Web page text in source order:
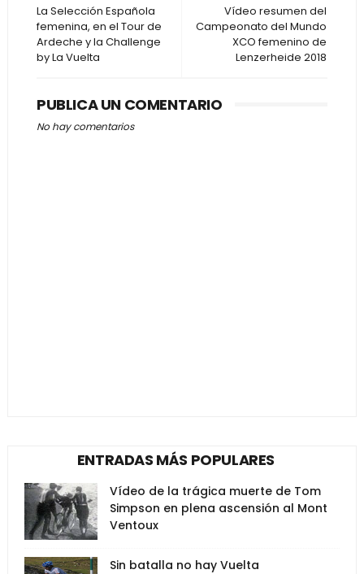
Vídeo resumen del
Campeonato del Mundo
XCO femenino de
Lenzerheide 2018
La Selección Española
femenina, en el Tour de
Ardeche y la Challenge
by La Vuelta
PUBLICA UN COMENTARIO
No hay comentarios
ENTRADAS MÁS POPULARES
Vídeo de la trágica muerte de Tom
Simpson en plena ascensión al Mont
Ventoux
Sin batalla no hay Vuelta